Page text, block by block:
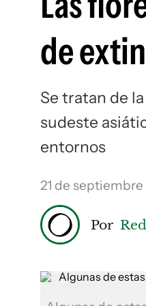
de
Se tratan de
sudeste
entornos
21 de
Por